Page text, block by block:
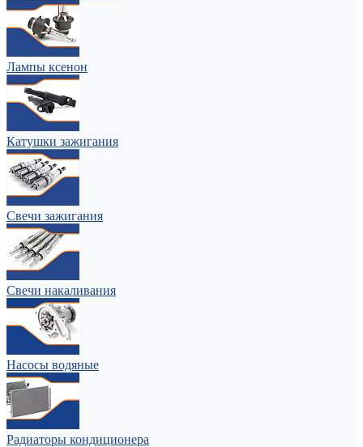
Лампы ксенон
Катушки зажигания
Свечи зажигания
Свечи накаливания
Насосы водяные
Радиаторы кондиционера